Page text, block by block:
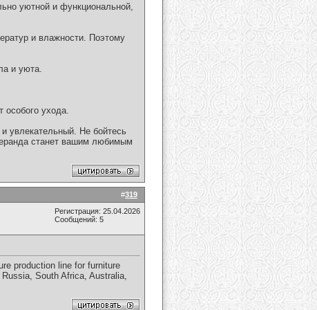
уютной и функциональной,
и влажности. Поэтому
и уюта.
особого ухода.
увлекательный. Не бойтесь
станет вашим любимым
#319
Регистрация: 25.04.2026
Сообщений: 5
production line for furniture
South Africa, Australia,